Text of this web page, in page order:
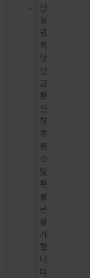
상
품
권
특
성
상
교
환
신
청
후
취
소
및
환
불
은
불
가
합
니
다.